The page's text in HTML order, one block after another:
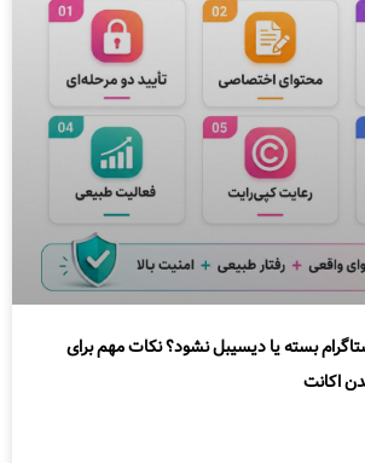
بسته یا دیسیبل نشود؟ نکات مهم برای
اکانت